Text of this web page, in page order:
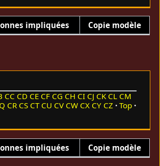
impliquées Copie modèle
CC CD CE CF CG CH CI CJ CK CL CM
CR CS CT CU CV CW CX CY CZ
Top
impliquées Copie modèle